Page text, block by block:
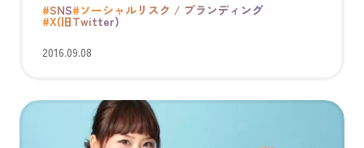
#SNS#ソーシャルリスク / ブランディング
#X(旧Twitter)
2016.09.08